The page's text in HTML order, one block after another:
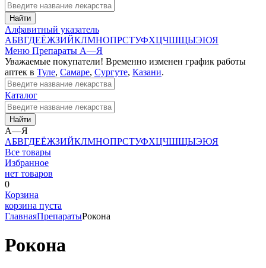
Найти
Алфавитный указатель
АБВГДЕЁЖЗИЙКЛМНОПРСТУФХЦЧШЩЫЭЮЯ
Меню Препараты А—Я
Уважаемые покупатели! Временно изменен график работы
аптек в Туле, Самаре, Сургуте, Казани.
Каталог
Найти
А—Я
АБВГДЕЁЖЗИЙКЛМНОПРСТУФХЦЧШЩЫЭЮЯ
Все товары
Избранное
нет товаров
0
Корзина
корзина пуста
ГлавнаяПрепаратыРокона
Рокона